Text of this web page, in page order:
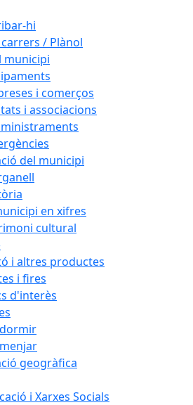
hi
/ Plànol
municipi
i comerços
i associacions
del municipi
en xifres
cultural
i altres productes
i fires
d'interès
geogràfica
i Xarxes Socials